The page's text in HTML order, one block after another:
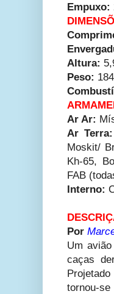
Empuxo:
Altura:
Peso:
Ar Ar:
Ar Terra:
Moskit/
Kh-65,
FAB
Interno:
Por
Um
caças
tornou-